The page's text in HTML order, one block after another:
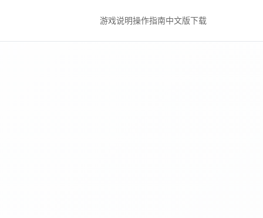
游戏说明操作指南中文版下载